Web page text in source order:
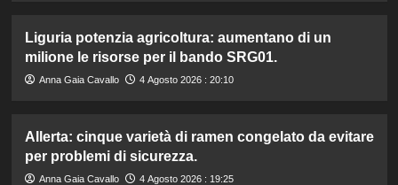
Liguria potenzia agricoltura: aumentano di un
milione le risorse per il bando SRG01.
Anna Gaia Cavallo 4 Agosto 2026 : 20:10
Allerta: cinque varietà di ramen congelato da evitare
per problemi di sicurezza.
Anna Gaia Cavallo 4 Agosto 2026 : 19:25